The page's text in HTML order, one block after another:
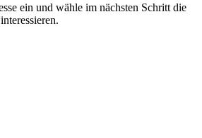
ein und wähle im nächsten Schritt die